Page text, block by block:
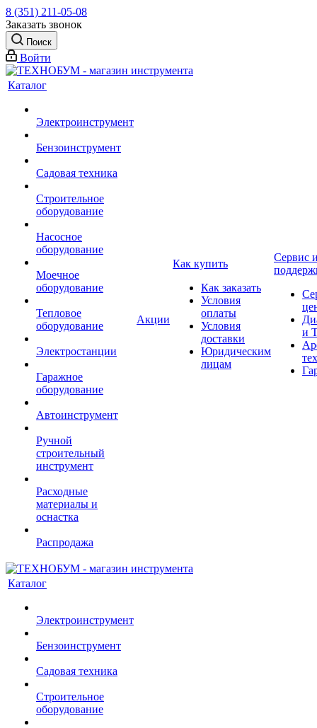
8 (351) 211-05-08
Заказать звонок
Поиск
Войти
Каталог
Электроинструмент
Бензоинструмент
Садовая техника
Строительное
оборудование
Насосное
оборудование
Моечное
оборудование
Тепловое
оборудование
Электростанции
Гаражное
оборудование
Автоинструмент
Ручной
строительный
инструмент
Расходные
материалы и
оснастка
Распродажа
Акции
Как купить
Как заказать
Условия
оплаты
Условия
доставки
Юридическим
лицам
Сервис
и
Каталог
Электроинструмент
Бензоинструмент
Садовая техника
Строительное
оборудование